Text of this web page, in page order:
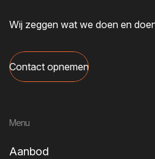
Wij zeggen wat we doen en
Contact opnemen
Menu
Aanbod